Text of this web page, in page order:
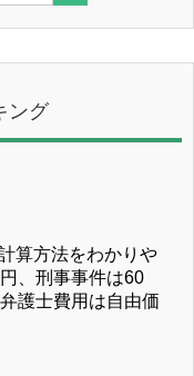
ング
算方法をわかりや
、刑事事件は60
護士費用は自由価